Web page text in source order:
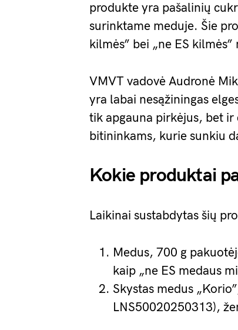
produkte yra pašalinių
surinktame meduje. Šie
kilmės” bei „ne ES kilmės”
VMVT vadovė Audronė
yra labai nesąžiningas
tik apgauna pirkėjus, bet
bitininkams, kurie sunkiu
Kokie produktai
Laikinai sustabdytas šių
Medus, 700 g
kaip „ne ES medaus
Skystas medus
LNS50020250313),